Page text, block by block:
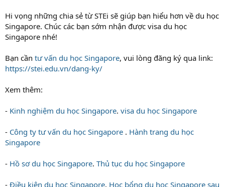
Hi vọng những chia sẻ từ STEi sẽ giúp bạn hiểu hơn về du học
Singapore. Chúc các bạn sớm nhận được visa du học
Singapore nhé!
Bạn cần tư vấn du học Singapore, vui lòng đăng ký qua link:
https://stei.edu.vn/dang-ky/
Xem thêm:
- Kinh nghiệm du học Singapore. visa du học Singapore
- Công ty tư vấn du học Singapore . Hành trang du học
Singapore
- Hồ sơ du học Singapore. Thủ tục du học Singapore
- Điều kiện du học Singapore. Học bổng du học Singapore sau